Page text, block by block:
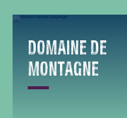
DOMAINE DE
MONTAGNE